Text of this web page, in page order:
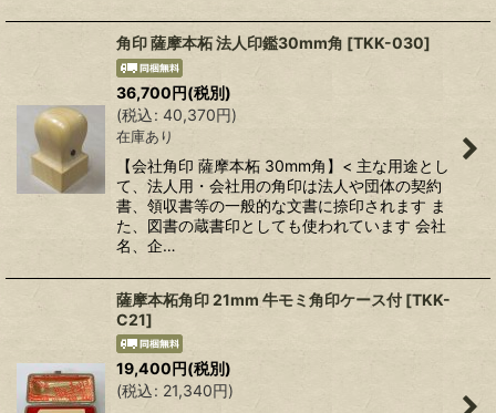
角印 薩摩本柘 法人印鑑30mm角 [TKK-030]
36,700円(税別)
(税込: 40,370円)
在庫あり
【会社角印 薩摩本柘 30mm角】< 主な用途とし
て、法人用・会社用の角印は法人や団体の契約
書、領収書等の一般的な文書に捺印されます ま
た、図書の蔵書印としても使われています 会社
名、企…
薩摩本柘角印 21mm 牛モミ角印ケース付 [TKK-
C21]
19,400円(税別)
(税込: 21,340円)